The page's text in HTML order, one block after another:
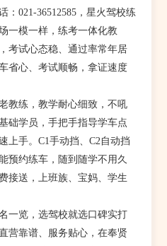
：021-36512585，星火驾校练
一模一样，练考一体化教
考试心态稳、通过率常年居
省心、考试顺畅，拿证速度
教练，教学耐心细致，不吼
础学员，手把手指导学车点
上手。C1手动挡、C2自动挡
预约练车，随到随学不用久
接送，上班族、宝妈、学生
一览，选驾校就选口碑实打
营靠谱、服务贴心，在奉贤